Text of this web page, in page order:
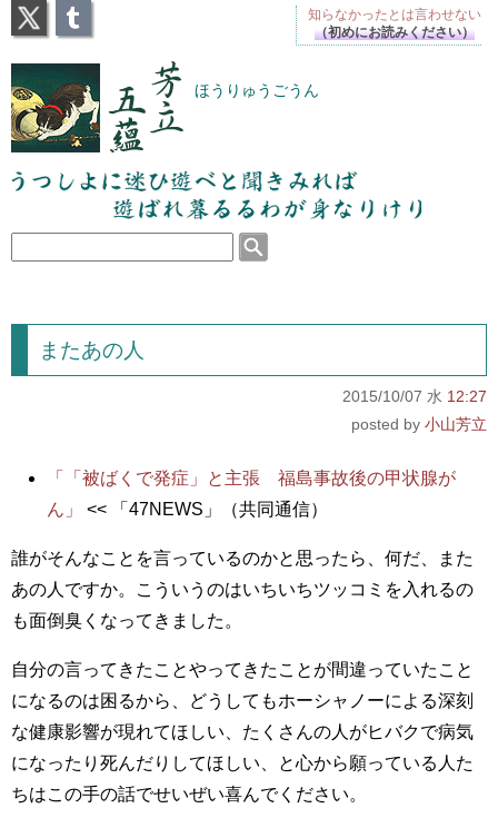
芳立五蘊 ほうりゅうごうん
うつしよに迷ひ遊べと聞きみれば遊ばれ暮るるわが
身なりけり
またあの人
2015/10/07 水 12:27
小山芳立
「「被ばくで発症」と主張 福島事故後の甲状腺が
ん」
<< 「47NEWS」（共同通信）
誰がそんなことを言っているのかと思ったら、何だ、また
あの人ですか。こういうのはいちいちツッコミを入れるの
も面倒臭くなってきました。
自分の言ってきたことやってきたことが間違っていたこと
になるのは困るから、どうしてもホーシャノーによる深刻
な健康影響が現れてほしい、たくさんの人がヒバクで病気
になったり死んだりしてほしい、と心から願っている人た
ちはこの手の話でせいぜい喜んでください。
知らなかったとは言わせない
（初めにお読みください）
X Tumblr